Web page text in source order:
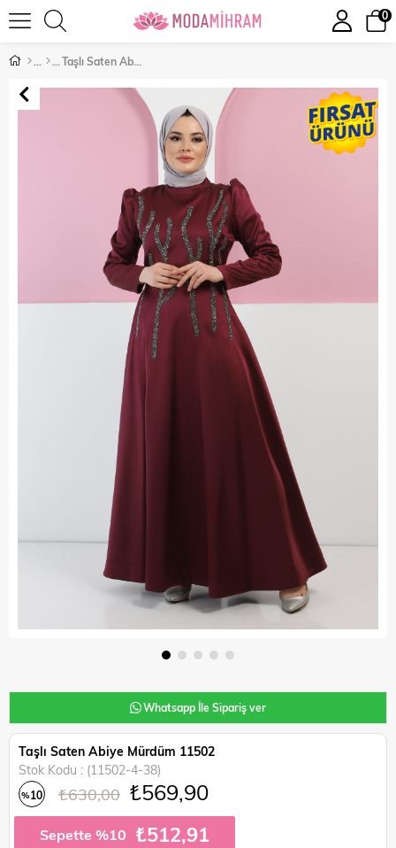
0
Taşlı Saten Abiye Mürdüm 11502
Whatsapp İle Sipariş ver
Taşlı Saten Abiye Mürdüm 11502
Stok Kodu
(11502-4-38)
%10 ₺630,00 ₺569,90
Sepette %10 ₺512,91